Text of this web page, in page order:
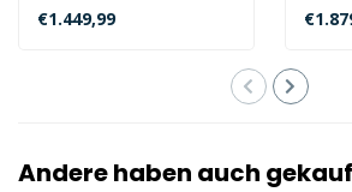
€1.449,99
Andere haben auch